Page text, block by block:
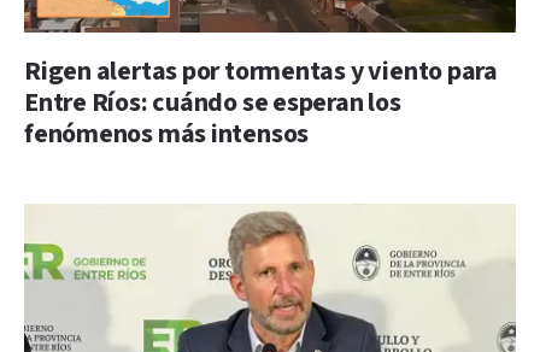
Rigen alertas por tormentas y viento para
Entre Ríos: cuándo se esperan los
fenómenos más intensos